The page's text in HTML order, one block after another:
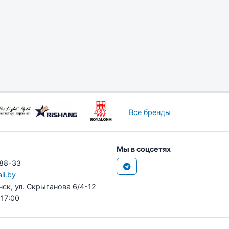
Все бренды
33
ул. Скрыганова 6/4-12
Мы в соцсетях